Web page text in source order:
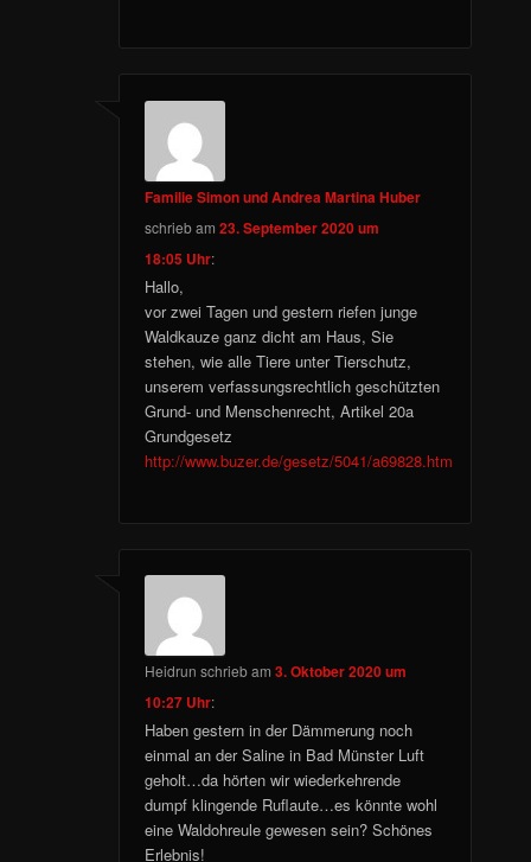
Familie Simon und Andrea Martina Huber
schriebam23. September 2020 um
18:05 Uhr:
Hallo,
vor zwei Tagen und gestern riefen junge
Waldkauze ganz dicht am Haus, Sie
stehen, wie alle Tiere unter Tierschutz,
unserem verfassungsrechtlich geschützten
Grund- und Menschenrecht, Artikel 20a
Grundgesetz
http://www.buzer.de/gesetz/5041/a69828.htm
Heidrun schriebam3. Oktober 2020 um
10:27 Uhr:
Haben gestern in der Dämmerung noch
einmal an der Saline in Bad Münster Luft
geholt…da hörten wir wiederkehrende
dumpf klingende Ruflaute…es könnte wohl
eine Waldohreule gewesen sein? Schönes
Erlebnis!